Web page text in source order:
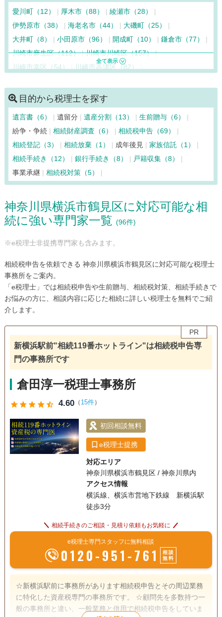
愛川町（12） 厚木市（88）
綾瀬市（28）
伊勢原市（38）
海老名市（44）
大磯町（25）
大井町（8）
小田原市（96） 開成町（10）
鎌倉市（77）
川崎市麻生区（112） 川崎市川崎区（157）
川崎市幸区（54）
川崎市高津区（82）
川崎市宮前区（60）
清川村（6）
相模原市緑区（43） 相模原市南区（83） 寒川町（12）
座間市（43）
逗子市（33） 茅ヶ崎市（68）
中井町（7）
二宮町（12） 箱根町（7） 秦野市（36）
葉山町（24）
平塚市（103） 藤沢市（148） 松田町（9） 真鶴町（6）
三浦市（33）
南足柄市（17） 山北町（6）
大和市（82）
湯河原町（15） 横須賀市（128）
横浜市神奈川区（185） 横浜市金沢区（69）
横浜市港南区（97） 横浜市港北区（160）
横浜市都筑区（62） 横浜市鶴見区（96）
横浜市戸塚区（98）
横浜市中区（423）
横浜市西区（178）
横浜市緑区（71） 横浜市南区（134）
目的から税理士を探す
遺言書（6） 遺留分 遺産分割（13）
生前贈与（6）
紛争・争続
相続財産調査（6）
相続税申告（69）
相続登記（3）
相続放棄（1） 成年後見
家族信託（1）
相続手続き（12）
銀行手続き（8）
戸籍収集（8）
事業承継
相続税対策（5）
神奈川県横浜市鶴見区に対応可能な相
続に強い専門家一覧 (96件)
※e税理士非提携専門家も含みます。
相続税申告を依頼できる 神奈川県横浜市鶴見区に対応可能な税理士
事務所をご案内。
「e税理士」では相続税申告や生前贈与、相続税対策、相続手続きで
お悩みの方に、相談内容に応じた相続に詳しい税理士を無料でご紹
介します。
PR
新横浜駅前"相続119番ホットライン"は相続税申告専
門の事務所です
倉田淳一税理士事務所
starstarstarstarstar_half 4.60（ 15件）
初回相談無料
e税理士提携
対応エリア
神奈川県横浜市鶴見区 / 神奈川県内
アクセス情報
横浜線、横浜市営地下鉄線 新横浜駅
徒歩3分
相続手続きのご相談・見積り依頼もお気軽に
e税理士専門スタッフに無料相談
0120-951-761
相談
無料
☆新横浜駅前に事務所があります相続税申告とその周辺業務
に特化した資産税専門の事務所です。 ☆顧問先を多数持つ一
般の事務所と違い、一般業務と併用で相続税申告をしていま